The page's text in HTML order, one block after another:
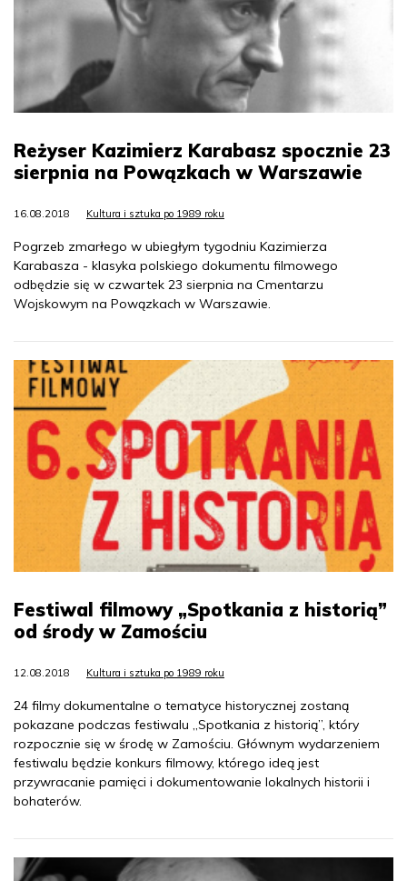
Reżyser Kazimierz Karabasz spocznie 23
sierpnia na Powązkach w Warszawie
16.08.2018 Kultura i sztuka po 1989 roku
Pogrzeb zmarłego w ubiegłym tygodniu Kazimierza
Karabasza - klasyka polskiego dokumentu filmowego
odbędzie się w czwartek 23 sierpnia na Cmentarzu
Wojskowym na Powązkach w Warszawie.
Festiwal filmowy „Spotkania z historią”
od środy w Zamościu
12.08.2018 Kultura i sztuka po 1989 roku
24 filmy dokumentalne o tematyce historycznej zostaną
pokazane podczas festiwalu „Spotkania z historią”, który
rozpocznie się w środę w Zamościu. Głównym wydarzeniem
festiwalu będzie konkurs filmowy, którego ideą jest
przywracanie pamięci i dokumentowanie lokalnych historii i
bohaterów.